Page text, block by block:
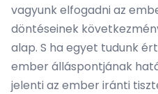
vagyunk elfogadni az
döntéseinek
alap. S ha egyet tudunk
ember álláspontjának
jelenti az ember iránti